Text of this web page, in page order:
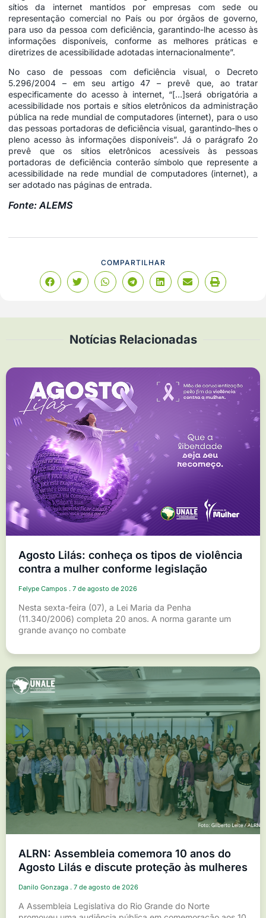
sítios da internet mantidos por empresas com sede ou
representação comercial no País ou por órgãos de governo,
para uso da pessoa com deficiência, garantindo-lhe acesso às
informações disponíveis, conforme as melhores práticas e
diretrizes de acessibilidade adotadas internacionalmente”.
No caso de pessoas com deficiência visual, o Decreto
5.296/2004 – em seu artigo 47 – prevê que, ao tratar
especificamente do acesso à internet, “[…]será obrigatória a
acessibilidade nos portais e sítios eletrônicos da administração
pública na rede mundial de computadores (internet), para o uso
das pessoas portadoras de deficiência visual, garantindo-lhes o
pleno acesso às informações disponíveis”. Já o parágrafo 2o
prevê que os sítios eletrônicos acessíveis às pessoas
portadoras de deficiência conterão símbolo que represente a
acessibilidade na rede mundial de computadores (internet), a
ser adotado nas páginas de entrada.
Fonte: ALEMS
COMPARTILHAR
Notícias Relacionadas
Agosto Lilás: conheça os tipos de violência
contra a mulher conforme legislação
Felype Campos 7 de agosto de 2026
Nesta sexta-feira (07), a Lei Maria da Penha
(11.340/2006) completa 20 anos. A norma garante um
grande avanço no combate
ALRN: Assembleia comemora 10 anos do
Agosto Lilás e discute proteção às mulheres
Danilo Gonzaga 7 de agosto de 2026
A Assembleia Legislativa do Rio Grande do Norte